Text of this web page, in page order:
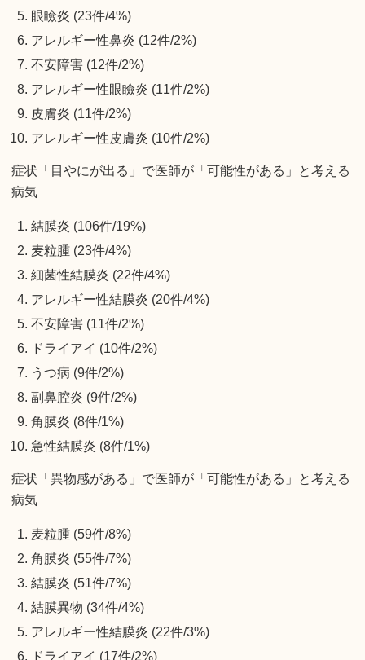
眼瞼炎 (23件/4%)
アレルギー性鼻炎 (12件/2%)
不安障害 (12件/2%)
アレルギー性眼瞼炎 (11件/2%)
皮膚炎 (11件/2%)
アレルギー性皮膚炎 (10件/2%)
症状「目やにが出る」で医師が「可能性がある」と考える
病気
結膜炎 (106件/19%)
麦粒腫 (23件/4%)
細菌性結膜炎 (22件/4%)
アレルギー性結膜炎 (20件/4%)
不安障害 (11件/2%)
ドライアイ (10件/2%)
うつ病 (9件/2%)
副鼻腔炎 (9件/2%)
角膜炎 (8件/1%)
急性結膜炎 (8件/1%)
症状「異物感がある」で医師が「可能性がある」と考える
病気
麦粒腫 (59件/8%)
角膜炎 (55件/7%)
結膜炎 (51件/7%)
結膜異物 (34件/4%)
アレルギー性結膜炎 (22件/3%)
ドライアイ (17件/2%)